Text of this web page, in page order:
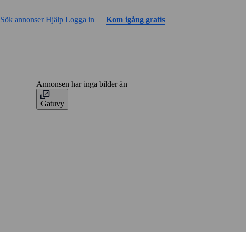
Sök annonserHjälp Logga in Kom igång gratis
Annonsen har inga bilder än
Gatuvy